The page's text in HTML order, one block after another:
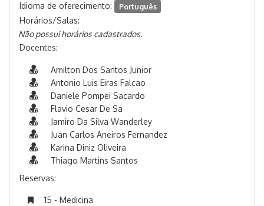
Idioma de oferecimento: Português
Horários/Salas:
Não possui horários cadastrados.
Docentes:
Amilton Dos Santos Junior
Antonio Luis Eiras Falcao
Daniele Pompei Sacardo
Flavio Cesar De Sa
Jamiro Da Silva Wanderley
Juan Carlos Aneiros Fernandez
Karina Diniz Oliveira
Thiago Martins Santos
Reservas:
15 - Medicina